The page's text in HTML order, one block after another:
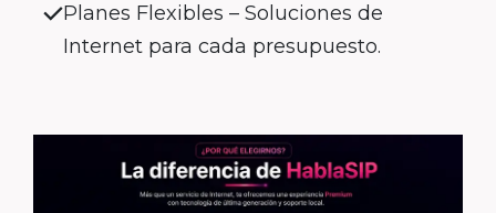
Planes Flexibles – Soluciones de
Internet para cada presupuesto.